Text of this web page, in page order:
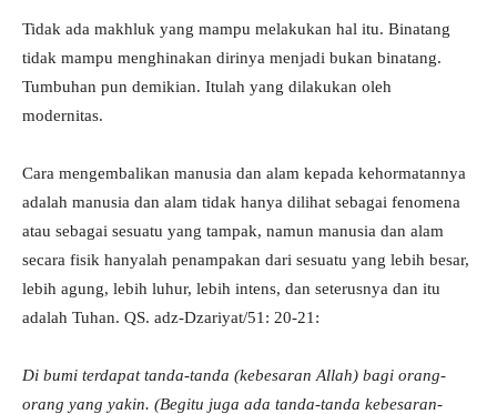
Tidak ada makhluk yang mampu melakukan hal itu. Binatang
tidak mampu menghinakan dirinya menjadi bukan binatang.
Tumbuhan pun demikian. Itulah yang dilakukan oleh
modernitas.
Cara mengembalikan manusia dan alam kepada kehormatannya
adalah manusia dan alam tidak hanya dilihat sebagai fenomena
atau sebagai sesuatu yang tampak, namun manusia dan alam
secara fisik hanyalah penampakan dari sesuatu yang lebih besar,
lebih agung, lebih luhur, lebih intens, dan seterusnya dan itu
adalah Tuhan. QS. adz-Dzariyat/51: 20-21:
Di bumi terdapat tanda-tanda (kebesaran Allah) bagi orang-
orang yang yakin. (Begitu juga ada tanda-tanda kebesaran-